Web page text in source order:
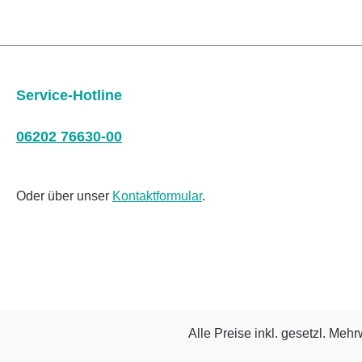
Service-Hotline
06202 76630-00
Oder über unser Kontaktformular.
Alle Preise inkl. gesetzl.